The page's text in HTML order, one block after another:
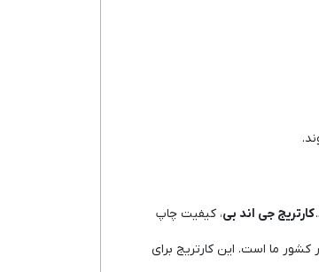
کارتریج جی اند بی، کیفیت چاپ
کشور ما است. این کارتریج برای